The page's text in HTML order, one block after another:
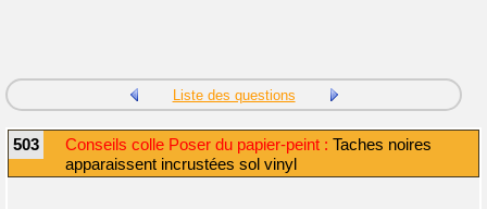
Liste des questions
503 Conseils colle Poser du papier-peint : Taches noires
apparaissent incrustées sol vinyl